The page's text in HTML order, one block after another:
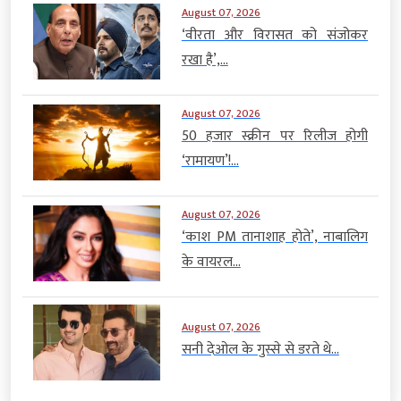
August 07, 2026
‘वीरता और विरासत को संजोकर
रखा है’,...
August 07, 2026
50 हजार स्क्रीन पर रिलीज होगी
‘रामायण’!...
August 07, 2026
‘काश PM तानाशाह होते’, नाबालिग
के वायरल...
August 07, 2026
सनी देओल के गुस्से से डरते थे...